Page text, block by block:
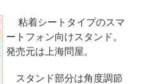
粘着シートタイプのスマ
ートフォン向けスタンド。
発売元は上海問屋。
スタンド部分は角度調節